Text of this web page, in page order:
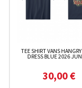
TEE SHIRT VANS
DRESS BLUE 2026
30,00 €